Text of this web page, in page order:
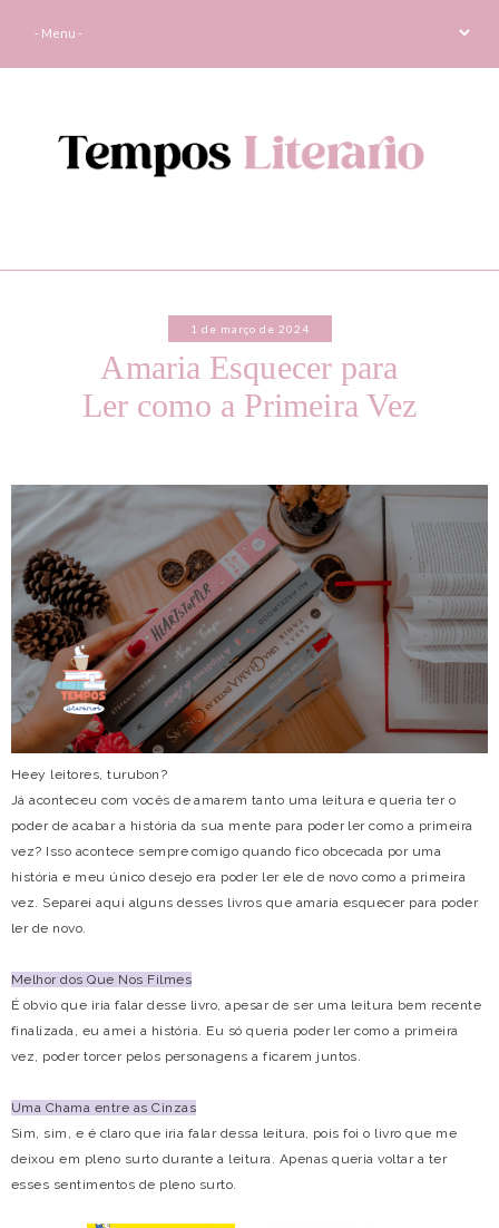
1 de março de 2024
Amaria Esquecer para
Ler como a Primeira Vez
Heey leitores, turubon?
Já aconteceu com vocês de amarem tanto uma leitura e queria ter o
poder de acabar a história da sua mente para poder ler como a primeira
vez? Isso acontece sempre comigo quando fico obcecada por uma
história e meu único desejo era poder ler ele de novo como a primeira
vez. Separei aqui alguns desses livros que amaria esquecer para poder
ler de novo.
Melhor dos Que Nos Filmes
É obvio que iria falar desse livro, apesar de ser uma leitura bem recente
finalizada, eu amei a história. Eu só queria poder ler como a primeira
vez, poder torcer pelos personagens a ficarem juntos.
Uma Chama entre as Cinzas
Sim, sim, e é claro que iria falar dessa leitura, pois foi o livro que me
deixou em pleno surto durante a leitura. Apenas queria voltar a ter
esses sentimentos de pleno surto.